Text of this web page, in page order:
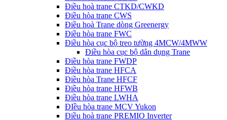
Điều hoà trane CTKD/CWKD
Điều hòa trane CWS
Điều hoà Trane dòng Greenergy
Điều hòa trane FWC
Điều hòa cục bộ treo tường 4MCW/4MWW
Điều hòa cục bộ dân dụng Trane
Điều hòa trane FWDP
Điều hòa trane HFCA
Điều hòa Trane HFCF
Điều hòa trane HFWB
Điều hòa trane LWHA
ĐIều hòa trane MCV Yukon
Điều hoà trane PREMIO Inverter